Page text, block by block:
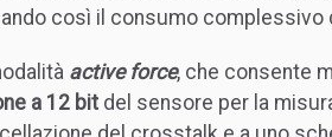
così il consumo complessivo
active force, che consente
a 12 bit del sensore per la